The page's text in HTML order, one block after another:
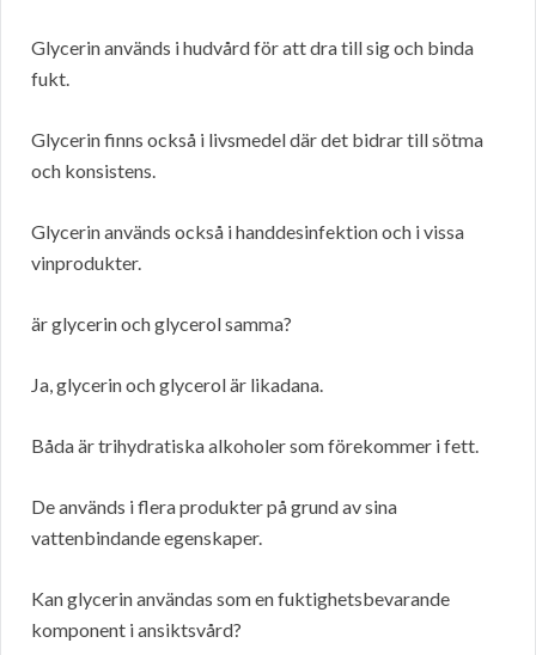
Glycerin används i hudvård för att dra till sig och binda
fukt.
Glycerin finns också i livsmedel där det bidrar till sötma
och konsistens.
Glycerin används också i handdesinfektion och i vissa
vinprodukter.
är glycerin och glycerol samma?
Ja, glycerin och glycerol är likadana.
Båda är trihydratiska alkoholer som förekommer i fett.
De används i flera produkter på grund av sina
vattenbindande egenskaper.
Kan glycerin användas som en fuktighetsbevarande
komponent i ansiktsvård?